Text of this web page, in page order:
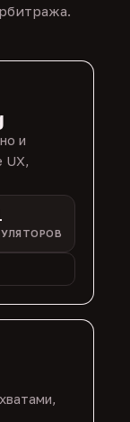
и
UX,